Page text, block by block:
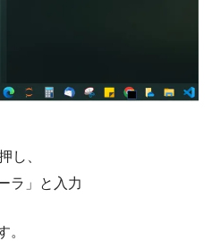
し、
ラ」と入力
。